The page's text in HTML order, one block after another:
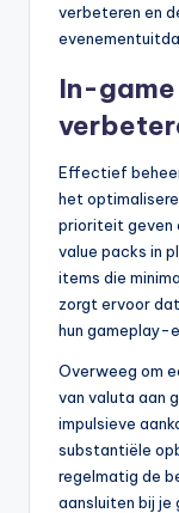
verbeteren en
In-
Effectief
het
prioriteit geven
value packs in
items die
zorgt ervoor
hun gameplay-
Overweeg om
van valuta aan
impulsieve
substantiële
regelmatig de
aansluiten bij je